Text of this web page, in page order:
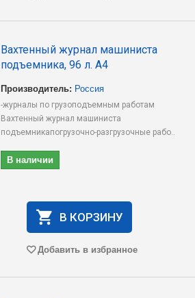
Вахтенный журнал машиниста
подъемника, 96 л. А4
Производитель: Россия
-журналы по грузоподъемным работам
Вахтенный журнал машиниста
подъемникапогрузочно-разгрузочные рабо..
В наличии
В КОРЗИНУ
Добавить в избранное